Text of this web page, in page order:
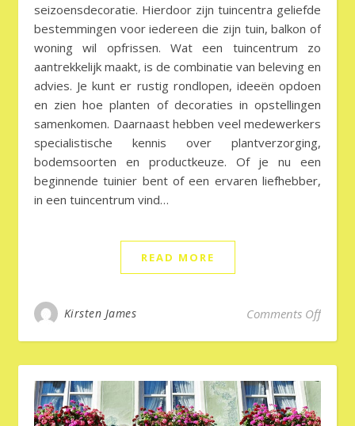
seizoensdecoratie. Hierdoor zijn tuincentra geliefde
bestemmingen voor iedereen die zijn tuin, balkon of
woning wil opfrissen. Wat een tuincentrum zo
aantrekkelijk maakt, is de combinatie van beleving en
advies. Je kunt er rustig rondlopen, ideeën opdoen
en zien hoe planten of decoraties in opstellingen
samenkomen. Daarnaast hebben veel medewerkers
specialistische kennis over plantverzorging,
bodemsoorten en productkeuze. Of je nu een
beginnende tuinier bent of een ervaren liefhebber,
in een tuincentrum vind…
READ MORE
Kirsten James Comments Offon